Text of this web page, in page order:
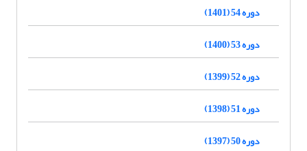
دوره 54 (1401)
دوره 53 (1400)
دوره 52 (1399)
دوره 51 (1398)
دوره 50 (1397)